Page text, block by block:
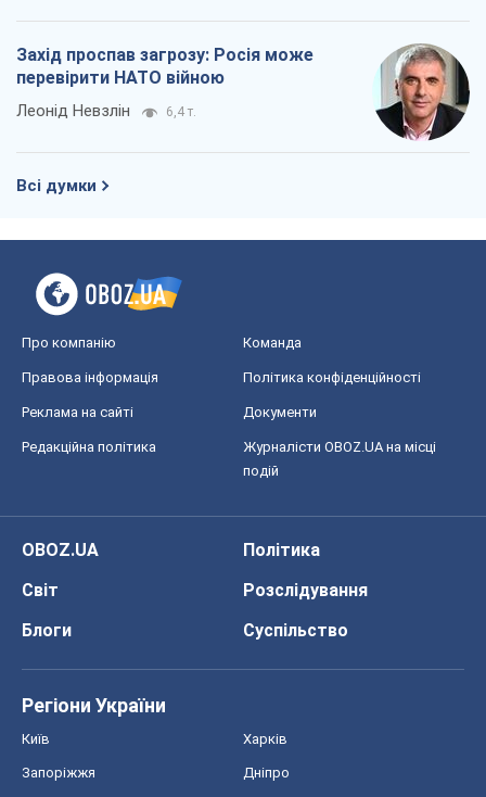
Захід проспав загрозу: Росія може
перевірити НАТО війною
Леонід Невзлін 6,4 т.
Всі думки
Про компанію Команда
Правова інформація Політика конфіденційності
Реклама на сайті Документи
Редакційна політика
Журналісти OBOZ.UA на місці
подій
OBOZ.UA
Політика
Світ
Розслідування
Блоги
Суспільство
Регіони України
Київ Харків
Запоріжжя Дніпро